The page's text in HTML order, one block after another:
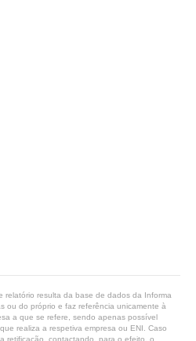
relatório resulta da base de dados da Informa
ou do próprio e faz referência unicamente à
a que se refere, sendo apenas possível
realiza a respetiva empresa ou ENI. Caso
retificação, contactando, para o efeito, o